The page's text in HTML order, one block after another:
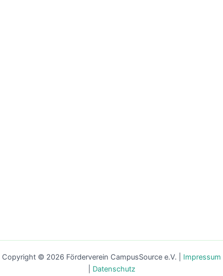
Copyright © 2026 Förderverein CampusSource e.V. | Impressum
Datenschutz